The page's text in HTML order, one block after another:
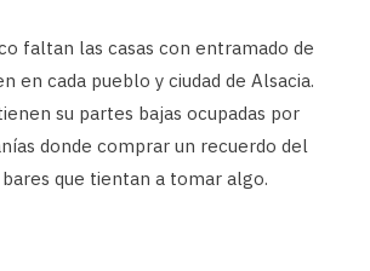
faltan las casas con entramado de
en cada pueblo y ciudad de Alsacia.
su partes bajas ocupadas por
donde comprar un recuerdo del
que tientan a tomar algo.